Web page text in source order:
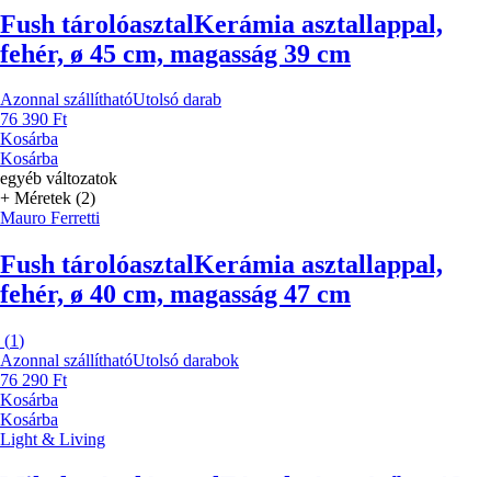
Fush tárolóasztalKerámia asztallappal,
fehér, ø 45 cm, magasság 39 cm
Azonnal szállíthatóUtolsó darab
76 390 Ft
Kosárba
Kosárba
egyéb változatok
+ Méretek (2)
Mauro Ferretti
Fush tárolóasztalKerámia asztallappal,
fehér, ø 40 cm, magasság 47 cm
(1)
Azonnal szállíthatóUtolsó darabok
76 290 Ft
Kosárba
Kosárba
Light & Living